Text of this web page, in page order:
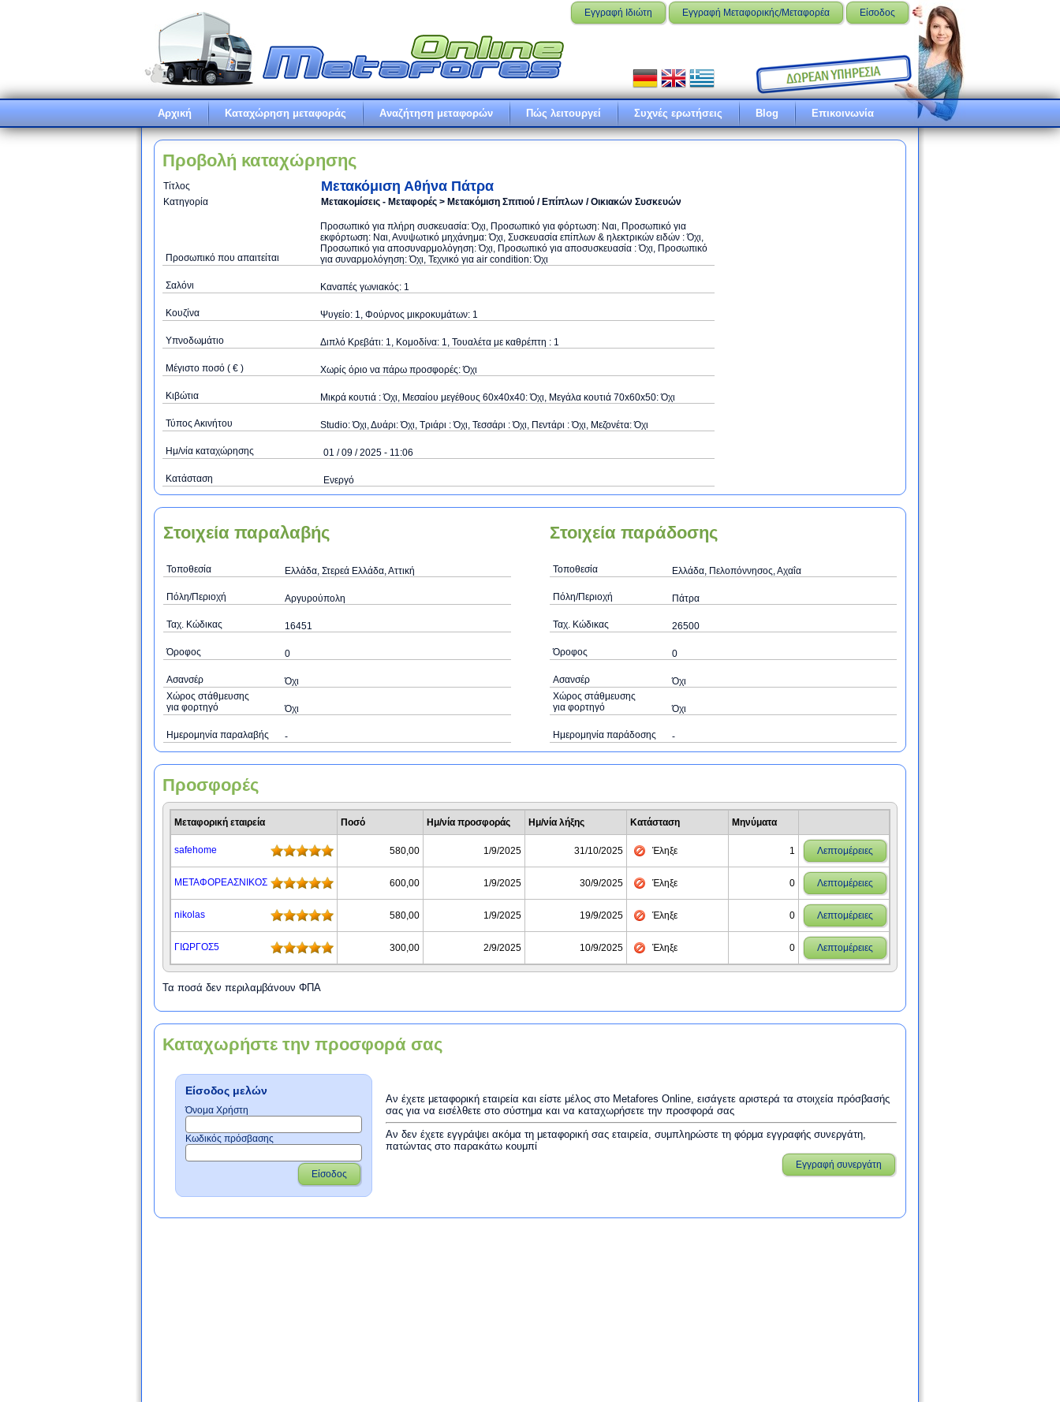
Εγγραφή Ιδιώτη Εγγραφή Μεταφορικής/Μεταφορέα Είσοδος
Αρχική Καταχώρηση μεταφοράς Αναζήτηση μεταφορών Πώς λειτουργεί Συχνές ερωτήσεις Blog Επικοινωνία
Προβολή καταχώρησης
Τίτλος Μετακόμιση Αθήνα Πάτρα
Κατηγορία Μετακομίσεις - Μεταφορές > Μετακόμιση Σπιτιού / Επίπλων / Οικιακών Συσκευών
Προσωπικό που απαιτείται
Προσωπικό για πλήρη συσκευασία: Όχι, Προσωπικό για φόρτωση: Ναι, Προσωπικό για
εκφόρτωση: Ναι, Ανυψωτικό μηχάνημα: Όχι, Συσκευασία επίπλων & ηλεκτρικών ειδών : Όχι,
Προσωπικό για αποσυναρμολόγηση: Όχι, Προσωπικό για αποσυσκευασία : Όχι, Προσωπικό
για συναρμολόγηση: Όχι, Τεχνικό για air condition: Όχι
Σαλόνι Καναπές γωνιακός: 1
Κουζίνα Ψυγείο: 1, Φούρνος μικροκυμάτων: 1
Υπνοδωμάτιο Διπλό Κρεβάτι: 1, Κομοδίνα: 1, Τουαλέτα με καθρέπτη : 1
Μέγιστο ποσό ( € ) Xωρίς όριο να πάρω προσφορές: Όχι
Κιβώτια Μικρά κουτιά : Όχι, Μεσαίου μεγέθους 60x40x40: Όχι, Μεγάλα κουτιά 70x60x50: Όχι
Τύπος Ακινήτου Studio: Όχι, Δυάρι: Όχι, Τριάρι : Όχι, Τεσσάρι : Όχι, Πεντάρι : Όχι, Μεζονέτα: Όχι
Ημ/νία καταχώρησης 01 / 09 / 2025 - 11:06
Κατάσταση Ενεργό
Στοιχεία παραλαβής
Τοποθεσία Ελλάδα, Στερεά Ελλάδα, Αττική
Πόλη/Περιοχή Αργυρούπολη
Ταχ. Κώδικας 16451
Όροφος 0
Ασανσέρ
Όχι
Χώρος στάθμευσης
για φορτηγό
Όχι
Ημερομηνία παραλαβής -
Στοιχεία παράδοσης
Τοποθεσία Ελλάδα, Πελοπόννησος, Αχαΐα
Πόλη/Περιοχή Πάτρα
Ταχ. Κώδικας 26500
Όροφος 0
Ασανσέρ
Όχι
Χώρος στάθμευσης
για φορτηγό
Όχι
Ημερομηνία παράδοσης -
Προσφορές
Μεταφορική εταιρεία Ποσό Ημ/νία προσφοράς Ημ/νία λήξης Κατάσταση Μηνύματα
safehome 580,00 1/9/2025 31/10/2025 Έληξε 1 Λεπτομέρειες
ΜΕΤΑΦΟΡΕΑΣΝΙΚΟΣ 600,00 1/9/2025 30/9/2025 Έληξε 0 Λεπτομέρειες
nikolas 580,00 1/9/2025 19/9/2025 Έληξε 0 Λεπτομέρειες
ΓΙΩΡΓΟΣ5 300,00 2/9/2025 10/9/2025 Έληξε 0 Λεπτομέρειες
Τα ποσά δεν περιλαμβάνουν ΦΠΑ
Καταχωρήστε την προσφορά σας
Είσοδος μελών
Όνομα Χρήστη
Κωδικός πρόσβασης
Είσοδος
Αν έχετε μεταφορική εταιρεία και είστε μέλος στο Metafores Online, εισάγετε αριστερά τα στοιχεία πρόσβασής
σας για να εισέλθετε στο σύστημα και να καταχωρήσετε την προσφορά σας
Αν δεν έχετε εγγράψει ακόμα τη μεταφορική σας εταιρεία, συμπληρώστε τη φόρμα εγγραφής συνεργάτη,
πατώντας στο παρακάτω κουμπί
Εγγραφή συνεργάτη